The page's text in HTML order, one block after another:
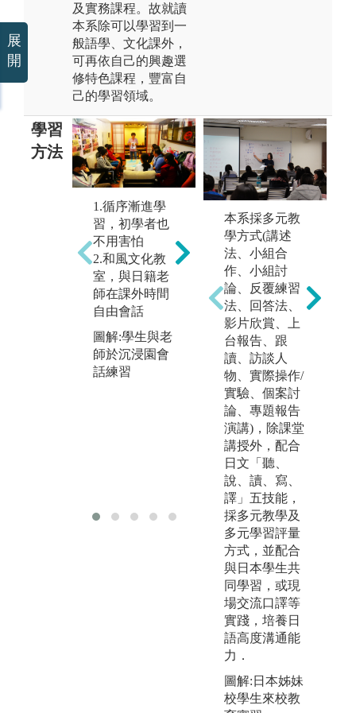
及實務課程。故就讀
本系除可以學習到一
般語學、文化課外，
可再依自己的興趣選
修特色課程，豐富自
己的學習領域。
學習
方法
1.循序漸進學
習，初學者也
不用害怕
2.和風文化教
室，與日籍老
師在課外時間
自由會話
圖解:學生與老
師於沉浸園會
話練習
落實基礎課程
小班制，藉此
控制人數，增
加日語練習機
會。
圖解:小班教
學，增加實作
練習時間
版權:世新大學
日文系
本系採多元教
學方式(講述
法、小組合
作、小組討
論、反覆練習
法、回答法、
影片欣賞、上
台報告、跟
讀、訪談人
物、實際操作/
實驗、個案討
論、專題報告
演講)，除課堂
講授外，配合
日文「聽、
說、讀、寫、
譯」五技能，
採多元教學及
多元學習評量
方式，並配合
與日本學生共
同學習，或現
場交流口譯等
實踐，培養日
語高度溝通能
力．
圖解:日本姊妹
校學生來校教
展
開